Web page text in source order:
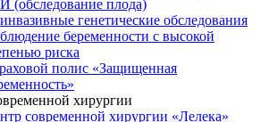
(обследование плода)
генетические обследования
беременности с высокой
риска
полис «Защищенная
хирургии
современной хирургии «Лелека»